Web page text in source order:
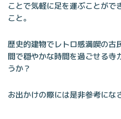
ことで気軽に足を運ぶことがで
こと。
歴史的建物でレトロ感満喫の古
間で穏やかな時間を過ごせる寺
うか？
お出かけの際には是非参考にな